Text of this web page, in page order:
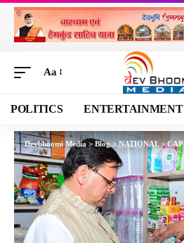
Aa
POLITICS ENTERTAINMENT
Devbhoomi Media >Blog>NATIONAL>